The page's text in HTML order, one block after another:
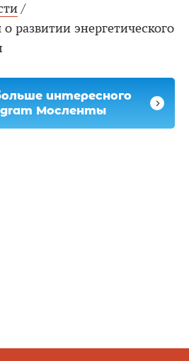
/
развитии энергетического
интересного
Мосленты